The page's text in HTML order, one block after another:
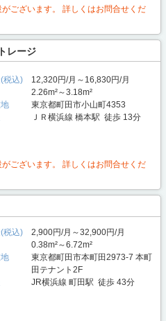
ございます。 詳しくはお問合せくだ
レージ
税込)
12,320円/月～16,830円/月
2.26m²～3.18m²
東京都町田市小山町4353
ＪＲ横浜線 橋本駅 徒歩 13分
ございます。 詳しくはお問合せくだ
税込)
2,900円/月～32,900円/月
0.38m²～6.72m²
東京都町田市本町田2973-7 本町
田テナント2F
JR横浜線 町田駅 徒歩 43分